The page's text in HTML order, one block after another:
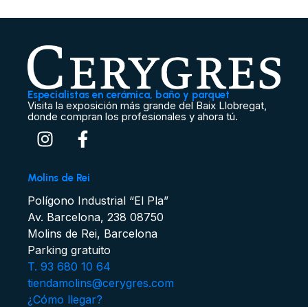
Especialistas en cerámica, baño y parquet
Visita la exposición más grande del Baix Llobregat,
donde compran los profesionales y ahora tú.
Molins de Rei
Polígono Industrial “El Pla”
Av. Barcelona, 238 08750
Molins de Rei, Barcelona
Parking gratuito
T. 93 680 10 64
tiendamolins@cerygres.com
¿Cómo llegar?